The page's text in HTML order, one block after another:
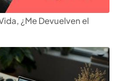
¿Me Devuelven el